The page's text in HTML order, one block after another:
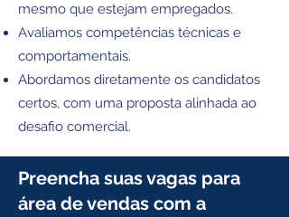
mesmo que estejam empregados.
Avaliamos competências técnicas e
comportamentais.
Abordamos diretamente os candidatos
certos, com uma proposta alinhada ao
desafio comercial.
Preencha suas vagas para
área de vendas com a